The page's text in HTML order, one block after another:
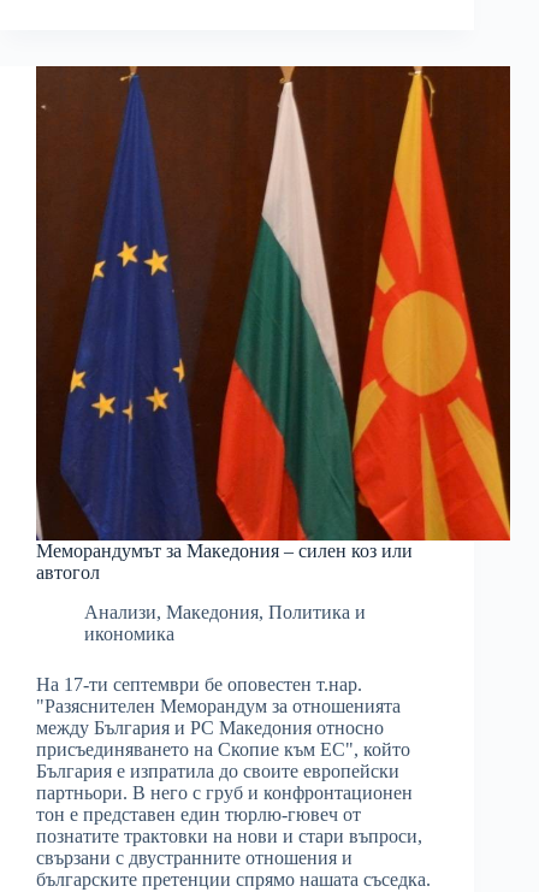
Меморандумът за Македония – силен коз или
автогол
Анализи, Македония, Политика и
икономика
На 17-ти септември бе оповестен т.нар.
"Разяснителен Меморандум за отношенията
между България и РС Македония относно
присъединяването на Скопие към ЕС", който
България е изпратила до своите европейски
партньори. В него с груб и конфронтационен
тон е представен един тюрлю-гювеч от
познатите трактовки на нови и стари въпроси,
свързани с двустранните отношения и
българските претенции спрямо нашата съседка.